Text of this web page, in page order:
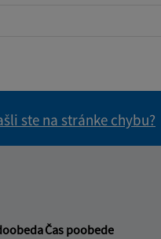
ste na stránke chybu?
Čas poobede